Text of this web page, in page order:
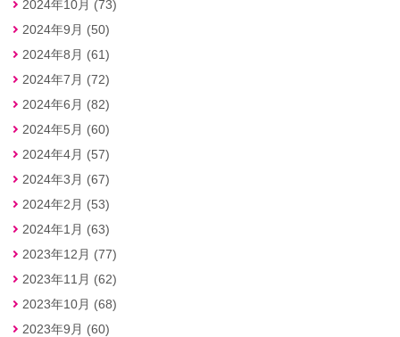
2024年10月 (73)
2024年9月 (50)
2024年8月 (61)
2024年7月 (72)
2024年6月 (82)
2024年5月 (60)
2024年4月 (57)
2024年3月 (67)
2024年2月 (53)
2024年1月 (63)
2023年12月 (77)
2023年11月 (62)
2023年10月 (68)
2023年9月 (60)